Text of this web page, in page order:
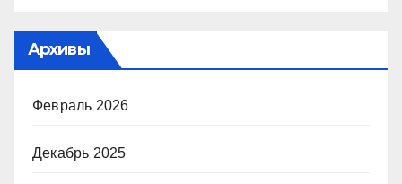
Архивы
Февраль 2026
Декабрь 2025